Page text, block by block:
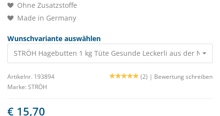
Ohne Zusatzstoffe
Made in Germany
Wunschvariante auswählen
STRÖH Hagebutten 1 kg Tüte Gesunde Leckerli aus der Natur
Artikelnr. 193894 (2) | Bewertung schreiben
Marke: STRÖH
€ 15,70